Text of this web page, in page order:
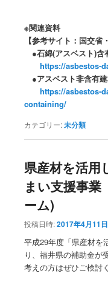
※関連資料
【参考サイト：国交省
●石綿(アスベスト)含
https://asbestos-
●アスベスト非含有
https://asbestos-
containing/
カテゴリー:未分類
県産材を活用
まい支援事業
ーム)
投稿日時:2017年4月11日
平成29年度「県産材を
り、福井県の補助金が
考えの方はぜひご検討